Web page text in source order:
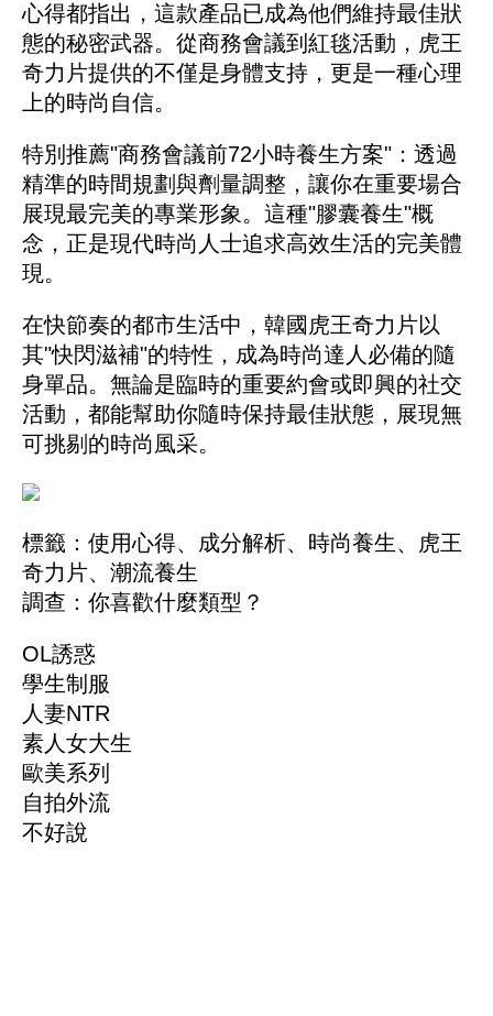
心得都指出，這款產品已成為他們維持最佳狀
態的秘密武器。從商務會議到紅毯活動，虎王
奇力片提供的不僅是身體支持，更是一種心理
上的時尚自信。
特別推薦"商務會議前72小時養生方案"：透過
精準的時間規劃與劑量調整，讓你在重要場合
展現最完美的專業形象。這種"膠囊養生"概
念，正是現代時尚人士追求高效生活的完美體
現。
在快節奏的都市生活中，韓國虎王奇力片以
其"快閃滋補"的特性，成為時尚達人必備的隨
身單品。無論是臨時的重要約會或即興的社交
活動，都能幫助你隨時保持最佳狀態，展現無
可挑剔的時尚風采。
標籤： 使用心得、 成分解析、 時尚養生、 虎王
奇力片、 潮流養生
調查：你喜歡什麼類型？
OL誘惑
學生制服
人妻NTR
素人女大生
歐美系列
自拍外流
不好說